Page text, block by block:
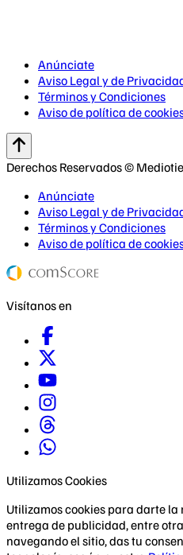
Anúnciate
Aviso Legal y de
Términos y Condiciones
Aviso de política de
Derechos Reservados ©
Anúnciate
Aviso Legal y de
Términos y Condiciones
Aviso de política de
Visítanos en
Utilizamos Cookies
Utilizamos cookies para darte
entrega de publicidad, entre
navegando el sitio, das tu